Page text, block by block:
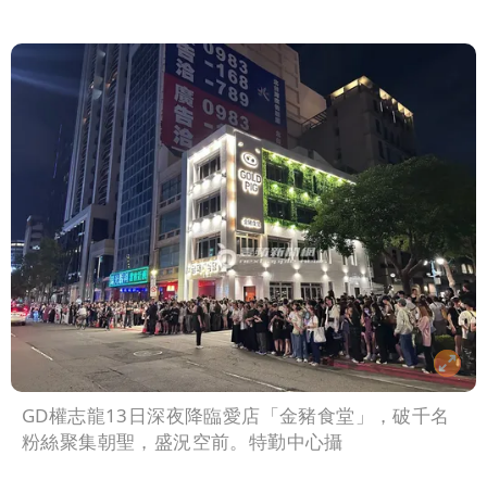
GD權志龍13日深夜降臨愛店「金豬食堂」，破千名
粉絲聚集朝聖，盛況空前。特勤中心攝